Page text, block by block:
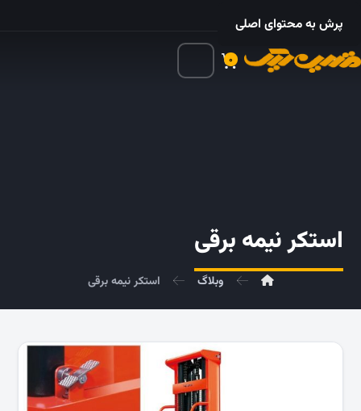
۰۲۱ – ۵۵۲۴ ۵۳۲۵
۰
پرش به محتوای اصلی
استکر نیمه برقی
وبلاگ استکر نیمه برقی